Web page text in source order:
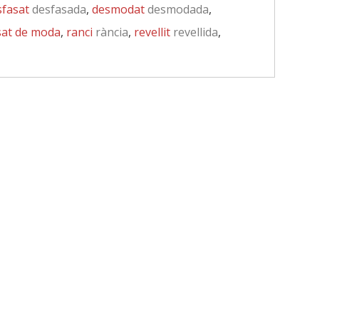
desfasada, desmodatdesmodada,
de moda, ranci rància, revellit revellida,